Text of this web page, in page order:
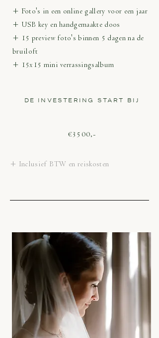
+ Foto's in een online gallery voor een jaar
+ USB key en handgemaakte doos
+ 15 preview foto's binnen 5 dagen na de
bruiloft
+ 15x15 mini verrassingsalbum
DE INVESTERING START BIJ
€3500,-
+ Inclusief BTW en reiskosten